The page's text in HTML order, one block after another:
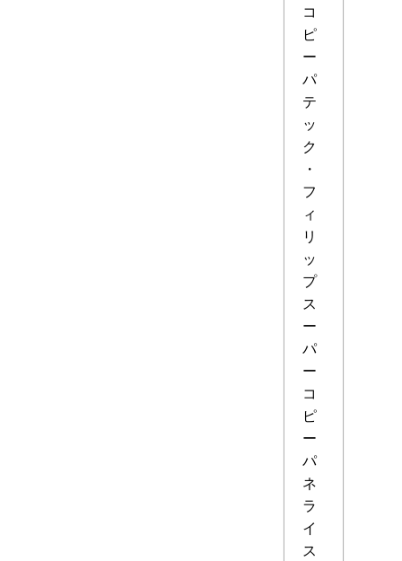
コ
ピ
ー
パ
テ
ッ
ク
・
フ
ィ
リ
ッ
プ
ス
ー
パ
ー
コ
ピ
ー
パ
ネ
ラ
イ
ス